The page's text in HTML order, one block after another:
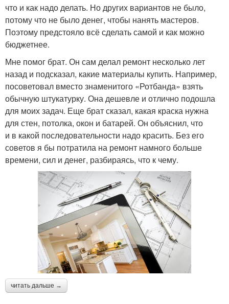
что и как надо делать. Но других вариантов не было,
потому что не было денег, чтобы нанять мастеров.
Поэтому предстояло всё сделать самой и как можно
бюджетнее.
Мне помог брат. Он сам делал ремонт несколько лет
назад и подсказал, какие материалы купить. Например,
посоветовал вместо знаменитого «Ротбанда» взять
обычную штукатурку. Она дешевле и отлично подошла
для моих задач. Еще брат сказал, какая краска нужна
для стен, потолка, окон и батарей. Он объяснил, что
и в какой последовательности надо красить. Без его
советов я бы потратила на ремонт намного больше
времени, сил и денег, разбираясь, что к чему.
читать дальше →